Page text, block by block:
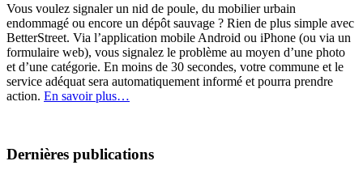
Vous voulez signaler un nid de poule, du mobilier urbain
endommagé ou encore un dépôt sauvage ? Rien de plus simple avec
BetterStreet. Via l’application mobile Android ou iPhone (ou via un
formulaire web), vous signalez le problème au moyen d’une photo
et d’une catégorie. En moins de 30 secondes, votre commune et le
service adéquat sera automatiquement informé et pourra prendre
action. En savoir plus…
Dernières publications